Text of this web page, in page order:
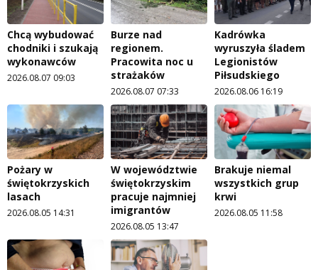
Chcą wybudować
chodniki i szukają
wykonawców
2026.08.07 09:03
Burze nad
regionem.
Pracowita noc u
strażaków
2026.08.07 07:33
Kadrówka
wyruszyła śladem
Legionistów
Piłsudskiego
2026.08.06 16:19
Pożary w
świętokrzyskich
lasach
2026.08.05 14:31
W województwie
świętokrzyskim
pracuje najmniej
imigrantów
2026.08.05 13:47
Brakuje niemal
wszystkich grup
krwi
2026.08.05 11:58